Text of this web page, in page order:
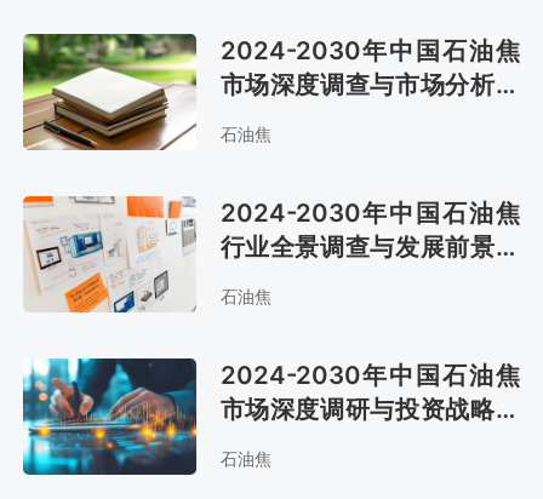
2024-2030年中国石油焦
市场深度调查与市场分析预
测报告
石油焦
2024-2030年中国石油焦
行业全景调查与发展前景报
石油焦
2024-2030年中国石油焦
市场深度调研与投资战略咨
询报告
石油焦